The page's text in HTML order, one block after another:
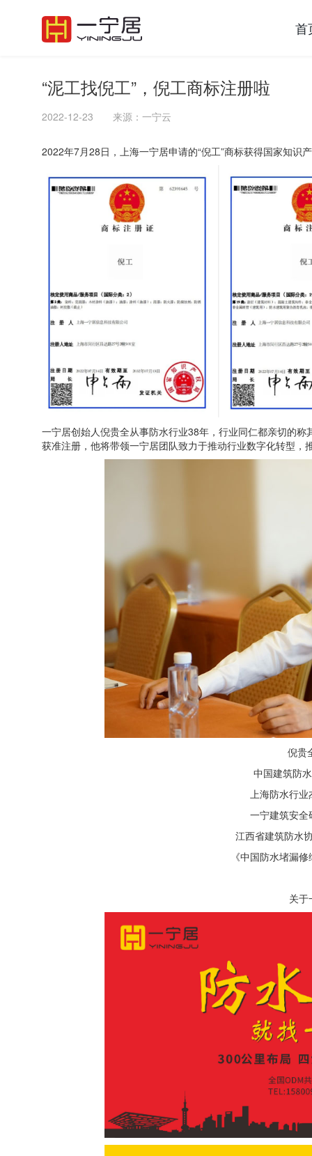
首
“泥工找倪工”，倪工商标注册啦
2022-12-23 来源：一宁云
2022年7月28日，上海一宁居申请的“倪工”商标获得国家知识
一宁居创始人倪贵全从事防水行业38年，行业同仁都亲切的称
获准注册，他将带领一宁居团队致力于推动行业数字化转型，
倪贵
中国建筑防
上海防水行
一宁建筑安
江西省建筑防水
《中国防水堵漏
关于